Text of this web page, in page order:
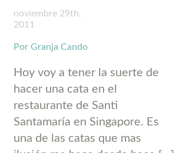
noviembre 29th,
2011
Por Granja Cando
Hoy voy a tener la suerte de
hacer una cata en el
restaurante de Santi
Santamaría en Singapore. Es
una de las catas que mas